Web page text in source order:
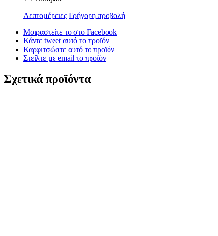
Λεπτομέρειες Γρήγορη προβολή
Μοιραστείτε το στο Facebook
Κάντε tweet αυτό το προϊόν
Καρφιτσώστε αυτό το προϊόν
Στείλτε με email το προϊόν
Σχετικά προϊόντα